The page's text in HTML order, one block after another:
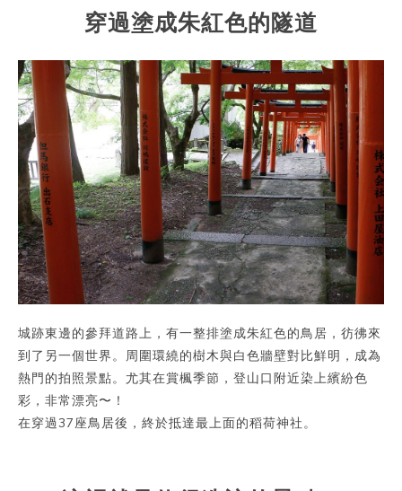
穿過塗成朱紅色的隧道
城跡東邊的參拜道路上，有一整排塗成朱紅色的鳥居，彷彿來
到了另一個世界。周圍環繞的樹木與白色牆壁對比鮮明，成為
熱門的拍照景點。尤其在賞楓季節，登山口附近染上繽紛色
彩，非常漂亮〜！
在穿過37座鳥居後，終於抵達最上面的稻荷神社。